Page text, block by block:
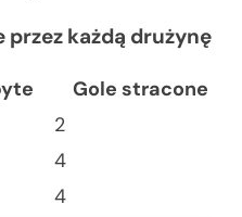
każdą drużynę
Gole stracone
2
4
4